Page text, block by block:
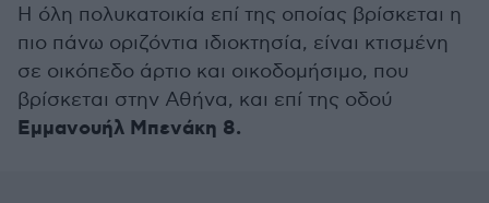
Η όλη πολυκατοικία επί της οποίας βρίσκεται η
πιο πάνω οριζόντια ιδιοκτησία, είναι κτισμένη
σε οικόπεδο άρτιο και οικοδομήσιμο, που
βρίσκεται στην Αθήνα, και επί της οδού
Εμμανουήλ Μπενάκη 8.